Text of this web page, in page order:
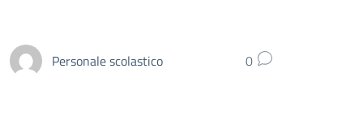
Personale scolastico 0